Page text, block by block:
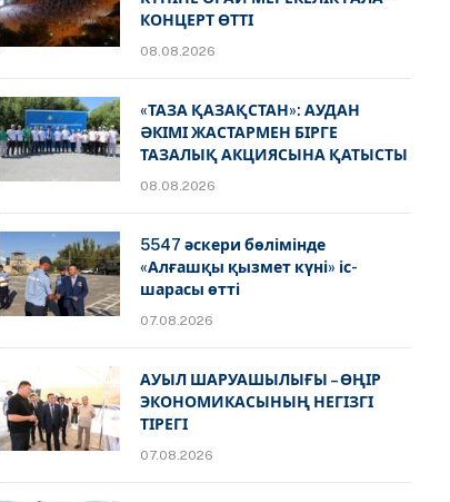
КОНЦЕРТ ӨТТІ
08.08.2026
«ТАЗА ҚАЗАҚСТАН»: АУДАН
ӘКІМІ ЖАСТАРМЕН БІРГЕ
ТАЗАЛЫҚ АКЦИЯСЫНА ҚАТЫСТЫ
08.08.2026
5547 әскери бөлімінде
«Алғашқы қызмет күні» іс-
шарасы өтті
07.08.2026
АУЫЛ ШАРУАШЫЛЫҒЫ – ӨҢІР
ЭКОНОМИКАСЫНЫҢ НЕГІЗГІ
ТІРЕГІ
07.08.2026